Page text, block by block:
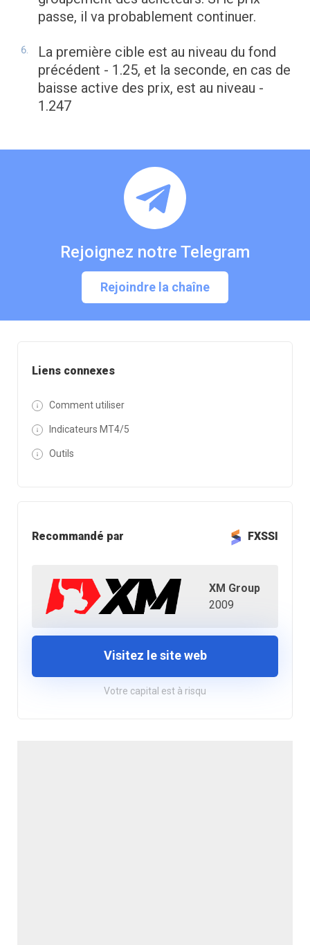
Liens connexes
Comment utiliser
Indicateurs MT4/5
Outils
Recommandé par FXSSI
XM Group
2009
Visitez le site web
Votre capital est à risqu
passe, il va probablement continuer.
La première cible est au niveau du fond
précédent - 1.25, et la seconde, en cas de
baisse active des prix, est au niveau -
1.247
Rejoignez notre Telegram
Rejoindre la chaîne